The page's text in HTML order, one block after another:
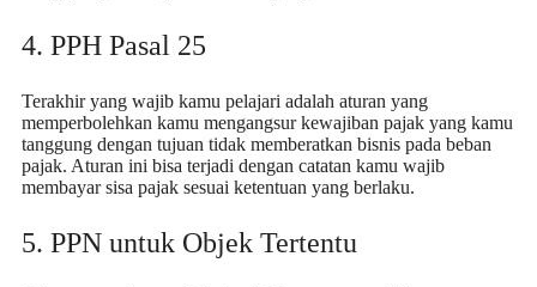
4. PPH Pasal 25
Terakhir yang wajib kamu pelajari adalah aturan yang
memperbolehkan kamu mengangsur kewajiban pajak yang kamu
tanggung dengan tujuan tidak memberatkan bisnis pada beban
pajak. Aturan ini bisa terjadi dengan catatan kamu wajib
membayar sisa pajak sesuai ketentuan yang berlaku.
5. PPN untuk Objek Tertentu